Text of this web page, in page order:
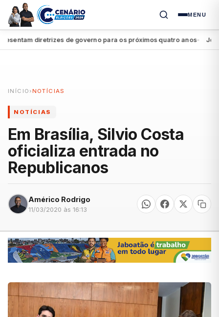
MENU
diretrizes de governo para os próximos quatro anos● João
INÍCIO › NOTÍCIAS
NOTÍCIAS
Em Brasília, Silvio Costa
oficializa entrada no
Republicanos
Américo Rodrigo
11/03/2020 às 16:13